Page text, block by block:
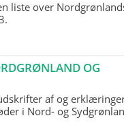
liste over
OG
af og
i Nord- og